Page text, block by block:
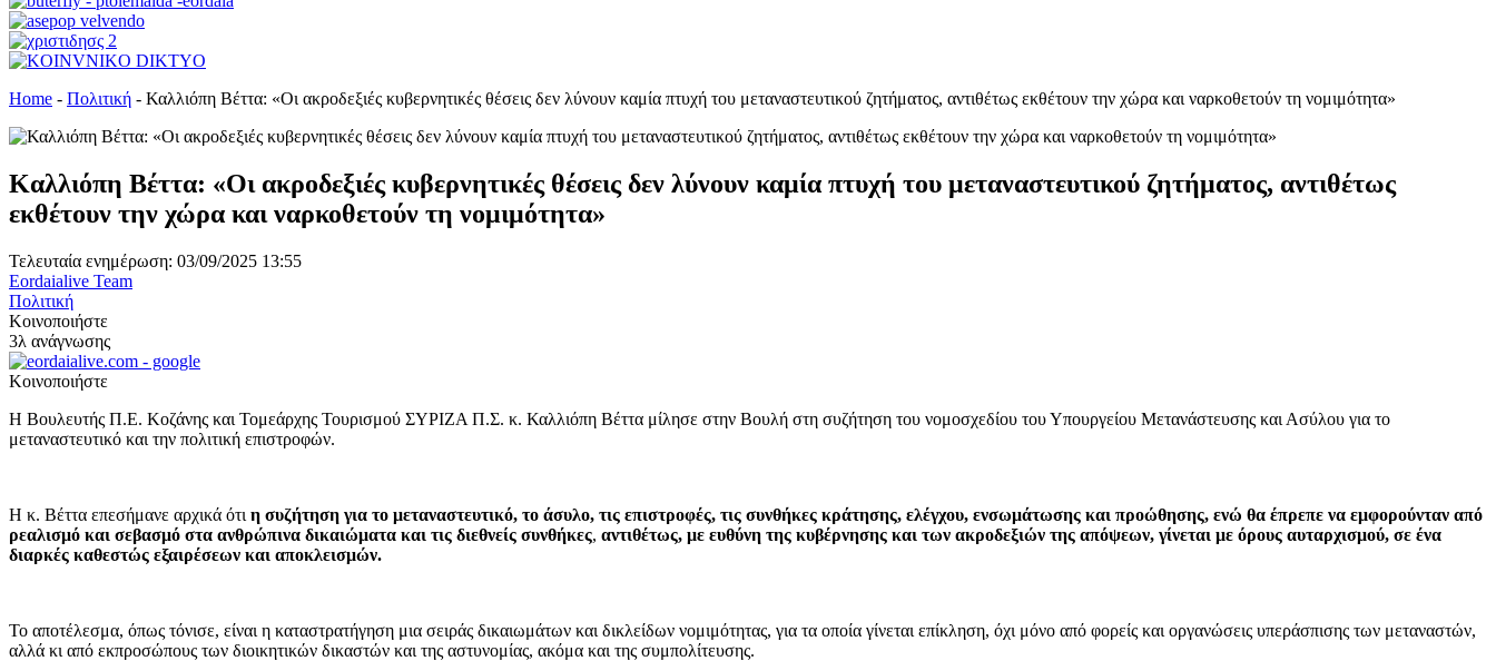
Home - Πολιτική - Καλλιόπη Βέττα: «Οι ακροδεξιές κυβερνητικές θέσεις δεν λύνουν καμία πτυχή του μεταναστευτικού ζητήματος, αντιθέτως εκθέτουν την χώρα και ναρκοθετούν τη νομιμότητα»
Καλλιόπη Βέττα: «Οι ακροδεξιές κυβερνητικές θέσεις δεν λύνουν καμία πτυχή του μεταναστευτικού ζητήματος, αντιθέτως
εκθέτουν την χώρα και ναρκοθετούν τη νομιμότητα»
Τελευταία ενημέρωση: 03/09/2025 13:55
Eordaialive Team
Πολιτική
Κοινοποιήστε
3λ ανάγνωσης
Κοινοποιήστε
Η Βουλευτής Π.Ε. Κοζάνης και Τομεάρχης Τουρισμού ΣΥΡΙΖΑ Π.Σ. κ. Καλλιόπη Βέττα μίλησε στην Βουλή στη συζήτηση του νομοσχεδίου του Υπουργείου Μετανάστευσης και Ασύλου για το
μεταναστευτικό και την πολιτική επιστροφών.
Η κ. Βέττα επεσήμανε αρχικά ότι η συζήτηση για το μεταναστευτικό, το άσυλο, τις επιστροφές, τις συνθήκες κράτησης, ελέγχου, ενσωμάτωσης και προώθησης, ενώ θα έπρεπε να εμφορούνταν από
ρεαλισμό και σεβασμό στα ανθρώπινα δικαιώματα και τις διεθνείς συνθήκες, αντιθέτως, με ευθύνη της κυβέρνησης και των ακροδεξιών της απόψεων, γίνεται με όρους αυταρχισμού, σε ένα
διαρκές καθεστώς εξαιρέσεων και αποκλεισμών.
Το αποτέλεσμα, όπως τόνισε, είναι η καταστρατήγηση μια σειράς δικαιωμάτων και δικλείδων νομιμότητας, για τα οποία γίνεται επίκληση, όχι μόνο από φορείς και οργανώσεις υπεράσπισης των μεταναστών,
αλλά κι από εκπροσώπους των διοικητικών δικαστών και της αστυνομίας, ακόμα και της συμπολίτευσης.